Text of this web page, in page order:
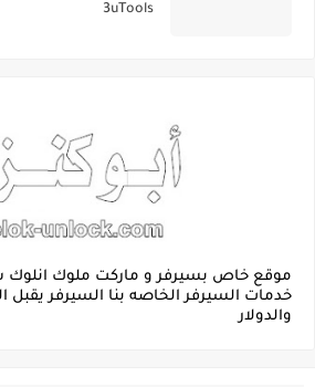
3uTools
موقع خاص بسيرفر و ماركت ملوك
خدمات السيرفر الخاصه بنا السيرفر يقبل
والدولار